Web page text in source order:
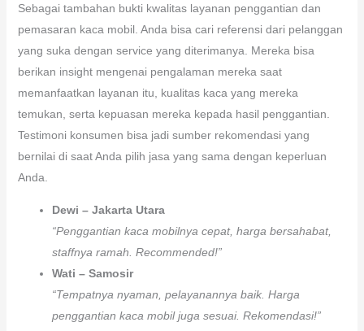
Sebagai tambahan bukti kwalitas layanan penggantian dan
pemasaran kaca mobil. Anda bisa cari referensi dari pelanggan
yang suka dengan service yang diterimanya. Mereka bisa
berikan insight mengenai pengalaman mereka saat
memanfaatkan layanan itu, kualitas kaca yang mereka
temukan, serta kepuasan mereka kepada hasil penggantian.
Testimoni konsumen bisa jadi sumber rekomendasi yang
bernilai di saat Anda pilih jasa yang sama dengan keperluan
Anda.
Dewi – Jakarta Utara
“Penggantian kaca mobilnya cepat, harga bersahabat,
staffnya ramah. Recommended!”
Wati – Samosir
“Tempatnya nyaman, pelayanannya baik. Harga
penggantian kaca mobil juga sesuai. Rekomendasi!”